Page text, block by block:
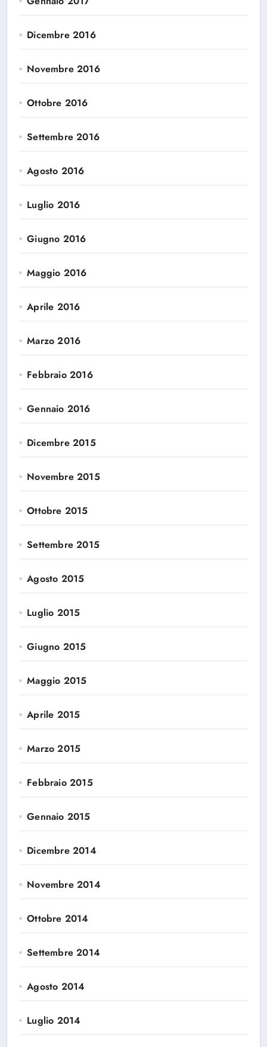
Dicembre 2016
Novembre 2016
Ottobre 2016
Settembre 2016
Agosto 2016
Luglio 2016
Giugno 2016
Maggio 2016
Aprile 2016
Marzo 2016
Febbraio 2016
Gennaio 2016
Dicembre 2015
Novembre 2015
Ottobre 2015
Settembre 2015
Agosto 2015
Luglio 2015
Giugno 2015
Maggio 2015
Aprile 2015
Marzo 2015
Febbraio 2015
Gennaio 2015
Dicembre 2014
Novembre 2014
Ottobre 2014
Settembre 2014
Agosto 2014
Luglio 2014